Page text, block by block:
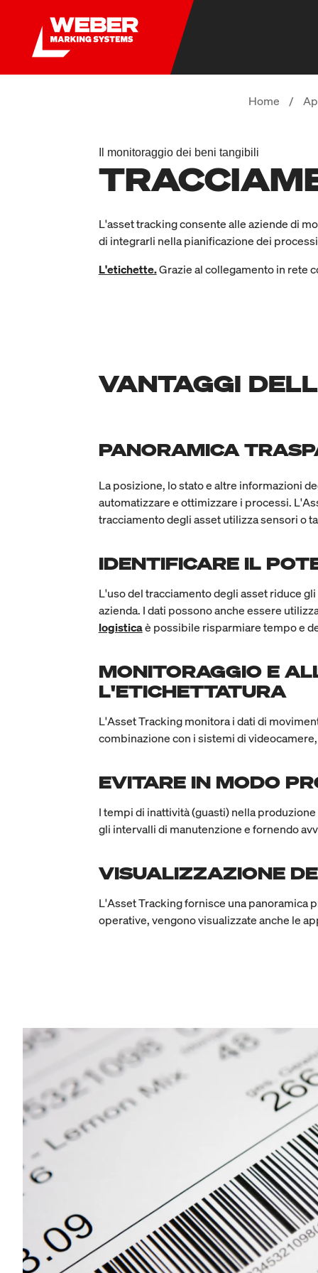
Home /
Il monitoraggio dei beni tangibili
L'asset tracking consente alle aziende di
di integrarli nella pianificazione dei
L'etichette.Grazie al collegamento in rete
VANTAGGI
PANORAMICA
La posizione, lo stato e altre informazioni
automatizzare e ottimizzare i processi.
tracciamento degli asset utilizza sensori o
IDENTIFICARE IL
L'uso del tracciamento degli asset riduce
azienda. I dati possono anche essere
logisticaè possibile risparmiare tempo e
MONITORAGGIO E
L'ETICHETTATURA
L'Asset Tracking monitora i dati di
combinazione con i sistemi di
EVITARE IN MODO
I tempi di inattività (guasti) nella
gli intervalli di manutenzione e fornendo
VISUALIZZAZIONE
L'Asset Tracking fornisce una panoramica
operative, vengono visualizzate anche le